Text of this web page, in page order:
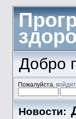
Добро
Пожалуйста,
Новости: